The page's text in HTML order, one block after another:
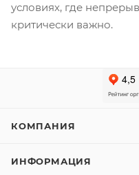
условиях, где
критически важно.
КОМПАНИЯ
ИНФОРМАЦИЯ